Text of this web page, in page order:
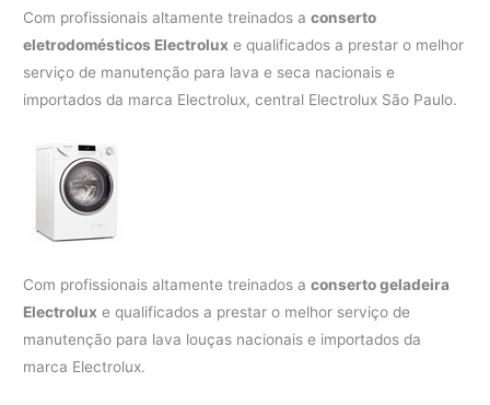
Com profissionais altamente treinados aconserto
eletrodomésticos Electrolux e qualificados a prestar o melhor
serviço de manutenção para lava e seca nacionais e
importados da marca Electrolux, central Electrolux São Paulo.
Com profissionais altamente treinados aconserto geladeira
Electrolux e qualificados a prestar o melhor serviço de
manutenção para lava louças nacionais e importados da
marca Electrolux.